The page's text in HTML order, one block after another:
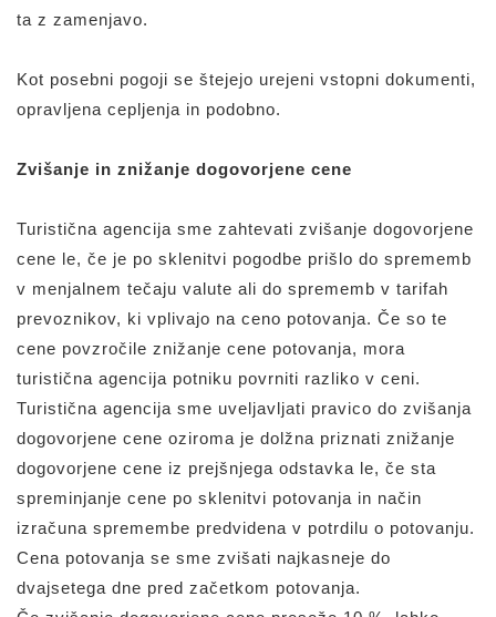
ta z zamenjavo.
Kot posebni pogoji se štejejo urejeni vstopni dokumenti,
opravljena cepljenja in podobno.
Zvišanje in znižanje dogovorjene cene
Turistična agencija sme zahtevati zvišanje dogovorjene
cene le, če je po sklenitvi pogodbe prišlo do sprememb
v menjalnem tečaju valute ali do sprememb v tarifah
prevoznikov, ki vplivajo na ceno potovanja. Če so te
cene povzročile znižanje cene potovanja, mora
turistična agencija potniku povrniti razliko v ceni.
Turistična agencija sme uveljavljati pravico do zvišanja
dogovorjene cene oziroma je dolžna priznati znižanje
dogovorjene cene iz prejšnjega odstavka le, če sta
spreminjanje cene po sklenitvi potovanja in način
izračuna spremembe predvidena v potrdilu o potovanju.
Cena potovanja se sme zvišati najkasneje do
dvajsetega dne pred začetkom potovanja.